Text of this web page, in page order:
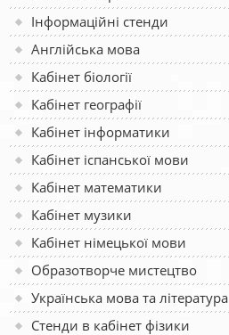
Інформаційні стенди
Англійська мова
Кабінет біології
Кабінет географії
Кабінет інформатики
Кабінет іспанської мови
Кабінет математики
Кабінет музики
Кабінет німецької мови
Образотворче мистецтво
Українська мова та література
Стенди в кабінет фізики